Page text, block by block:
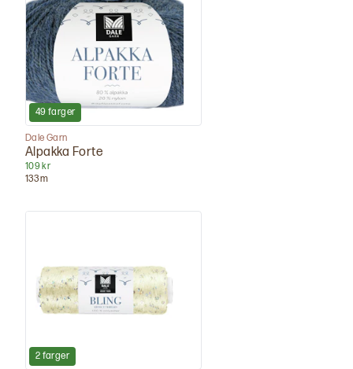
49 farger
Dale Garn
Alpakka Forte
109 kr
133m
2 farger